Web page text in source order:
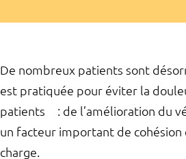
De nombreux patients sont
est pratiquée pour éviter la
patients : de l’amélioration du
un facteur important de
charge.